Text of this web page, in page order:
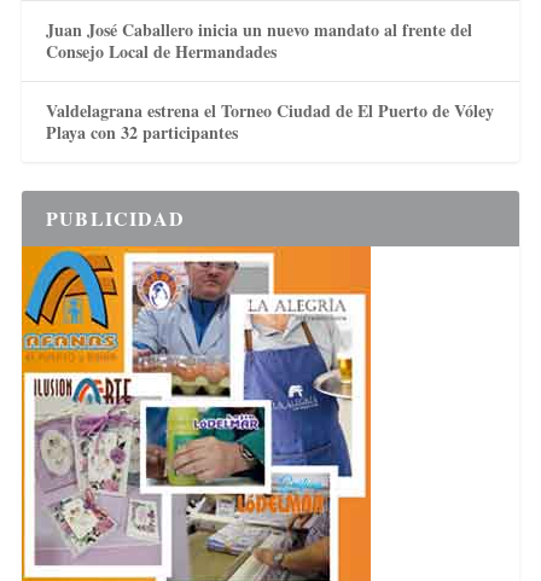
Juan José Caballero inicia un nuevo mandato al frente del
Consejo Local de Hermandades
Valdelagrana estrena el Torneo Ciudad de El Puerto de Vóley
Playa con 32 participantes
PUBLICIDAD